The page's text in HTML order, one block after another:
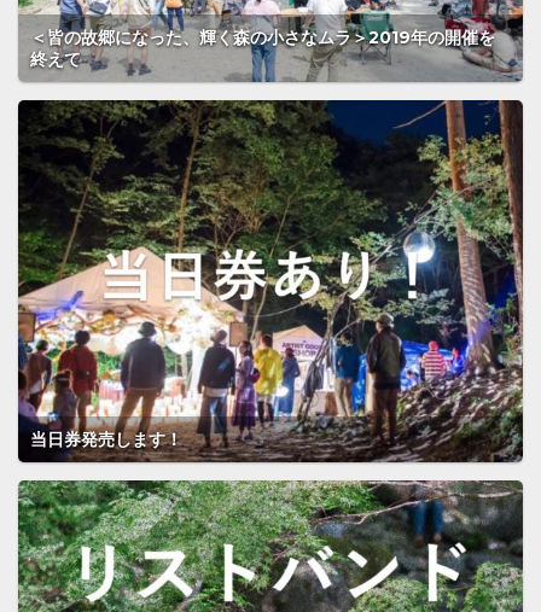
＜皆の故郷になった、輝く森の小さなムラ＞2019年の開催を
終えて
当日券発売します！